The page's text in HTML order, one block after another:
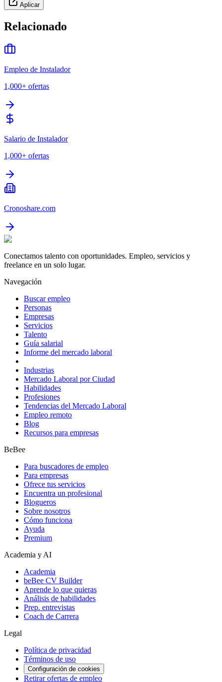
Aplicar
Relacionado
Empleo de Instalador
1,000+ ofertas
Salario de Instalador
1,000+ ofertas
Cronoshare.com
Conectamos talento con oportunidades. Empleo, servicios y
freelance en un solo lugar.
Navegación
Buscar empleo
Personas
Empresas
Servicios
Talento
Guía salarial
Informe del mercado laboral
Industrias
Mercado Laboral por Ciudad
Habilidades
Profesiones
Tendencias del Mercado Laboral
Empleo remoto
Blog
Recursos para empresas
BeBee
Para buscadores de empleo
Para empresas
Ofrece tus servicios
Encuentra un profesional
Blogueros
Sobre nosotros
Cómo funciona
Ayuda
Premium
Academia y AI
Academia
beBee CV Builder
Aprende lo que quieras
Análisis de habilidades
Prep. entrevistas
Coach de Carrera
Legal
Política de privacidad
Términos de uso
Configuración de cookies
Retirar ofertas de empleo